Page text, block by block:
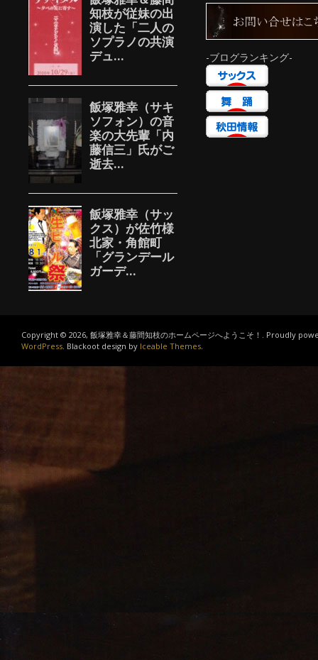
-ブログランキング-
Copyright © 2026, 飯塚雅幸＆藤間知枝のホームページへようこそ！. Proudly
WordPress. Blackoot design by Iceable Themes.